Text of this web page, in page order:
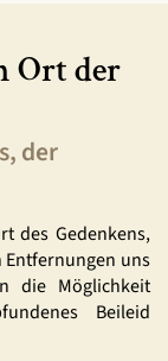
Ort der
der
des Gedenkens,
Entfernungen uns
die Möglichkeit
Beileid